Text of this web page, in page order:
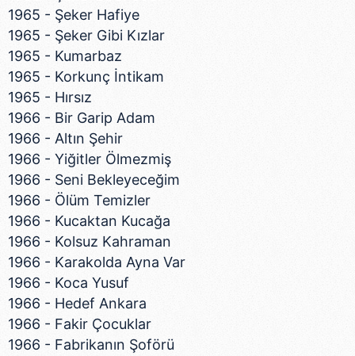
için Ayarlar butonuna tıklayabilir,
Metnimiziziyaret edebilirsiniz.
6698 sayılı Kişisel Verilerin Korunması Kanunu uyarınca
hazırlanmış Aydınlatma Metnimizi okumak ve sitemizde
ilgili mevzuata uygun olarak kullanılan çerezlerle ilgili bilgi
almak için lütfen tıklayınız
1965 - Şeker Hafiye
1965 - Şeker Gibi Kızlar
1965 - Kumarbaz
1965 - Korkunç İntikam
1965 - Hırsız
1966 - Bir Garip Adam
1966 - Altın Şehir
1966 - Yiğitler Ölmezmiş
1966 - Seni Bekleyeceğim
1966 - Ölüm Temizler
1966 - Kucaktan Kucağa
1966 - Kolsuz Kahraman
1966 - Karakolda Ayna Var
1966 - Koca Yusuf
1966 - Hedef Ankara
1966 - Fakir Çocuklar
1966 - Fabrikanın Şoförü